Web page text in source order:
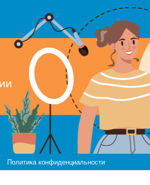
Политика конфиденциальности